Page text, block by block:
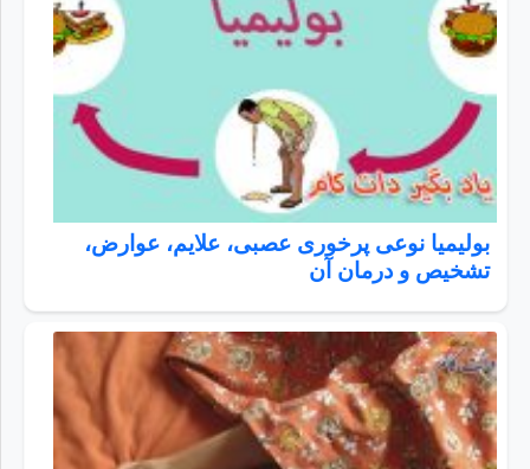
بولیمیا نوعی پرخوری عصبی، علایم، عوارض،
تشخیص و درمان آن